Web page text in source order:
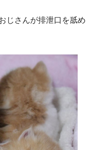
じさんが排泄口を舐め